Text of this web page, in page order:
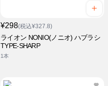
¥298(税込¥327.8)
ライオン NONIO(ノニオ) ハブラシ
TYPE-SHARP
1本